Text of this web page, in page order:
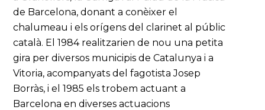
de Barcelona, donant a conèixer el
chalumeau i els orígens del clarinet al públic
català. El 1984 realitzarien de nou una petita
gira per diversos municipis de Catalunya i a
Vitoria, acompanyats del fagotista Josep
Borràs, i el 1985 els trobem actuant a
Barcelona en diverses actuacions